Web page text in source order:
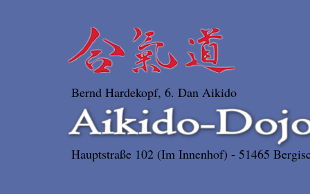
Bernd Hardekopf, 6. Dan Aikido
Hauptstraße 102 (Im Innenhof) - 51465